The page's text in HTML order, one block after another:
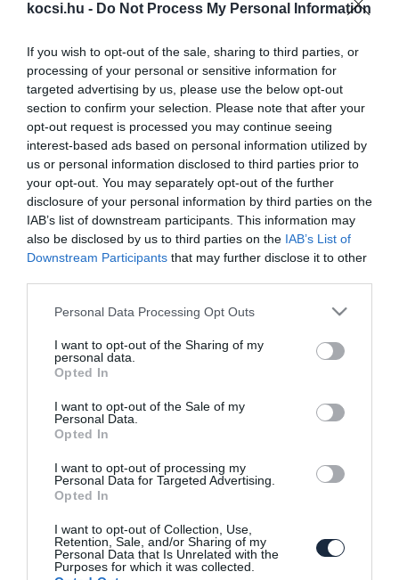
kocsi.hu - Do Not Process My Personal Information
If you wish to opt-out of the sale, sharing to third parties, or
processing of your personal or sensitive information for
targeted advertising by us, please use the below opt-out
section to confirm your selection. Please note that after your
opt-out request is processed you may continue seeing
interest-based ads based on personal information utilized by
us or personal information disclosed to third parties prior to
your opt-out. You may separately opt-out of the further
disclosure of your personal information by third parties on the
IAB’s list of downstream participants. This information may
also be disclosed by us to third parties on the IAB’s List of
Downstream Participants that may further disclose it to other
Please note that this website/app uses one or more Google
not limited to your visit or usage behaviour. You may click to
grant or deny consent to Google and its third-party tags to
use your data for below specified purposes in below Google
consent section.
Personal Data Processing Opt Outs
I want to opt-out of the Sharing of my
personal data.
Opted In
I want to opt-out of the Sale of my
Personal Data.
Opted In
I want to opt-out of processing my
Personal Data for Targeted Advertising.
Opted In
I want to opt-out of Collection, Use,
Retention, Sale, and/or Sharing of my
Personal Data that Is Unrelated with the
Purposes for which it was collected.
bíztak, hogy a szerepüket átveheti a
ugyanis nem tudta, hogy mit kéne néznie. Az
utóbbi időszakban mindennapossá váltak
azok a jóslatok, amelyek szerint a
mesterséges intelligencia (MI) záros
határidőn belül teljes szakmákat töröl el a
föld színéről. Középvezetői szinttől […]
Tovább
Legutóbbi cikkek
Akár 900 lóerő gyári
garanciával, brutális
kompresszorkittet kaptak a
V8-as Ramok